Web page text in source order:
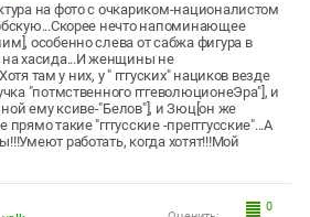
на фото с очкариком-националистом
нечто напоминающее
особенно слева от сабжа фигура в
хасида...И женщины не
там у них, у " гггуских" нациков везде
"потмственного гггеволюционеЭра"], и
ему ксиве-"Белов"], и Зюц[он же
такие "гггусские -прегггусские"...А
работать, когда хотят!!!Мой
0